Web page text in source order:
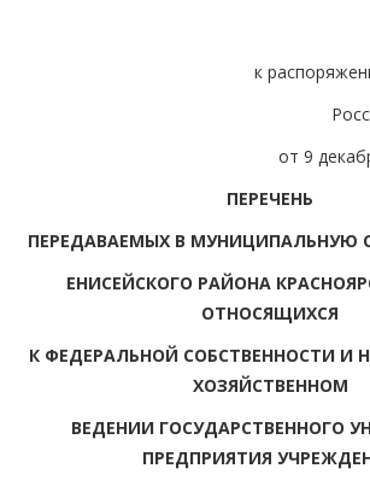
к
от 9
ПЕРЕЧЕНЬ
ПЕРЕДАВАЕМЫХ В МУНИЦИПАЛЬНУЮ
ЕНИСЕЙСКОГО РАЙОНА
ОТНОСЯЩИХСЯ
К ФЕДЕРАЛЬНОЙ СОБСТВЕННОСТИ И
ХОЗЯЙСТВЕННОМ
ВЕДЕНИИ ГОСУДАРСТВЕННОГО
ПРЕДПРИЯТИЯ